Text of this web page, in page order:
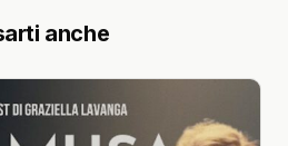
anche